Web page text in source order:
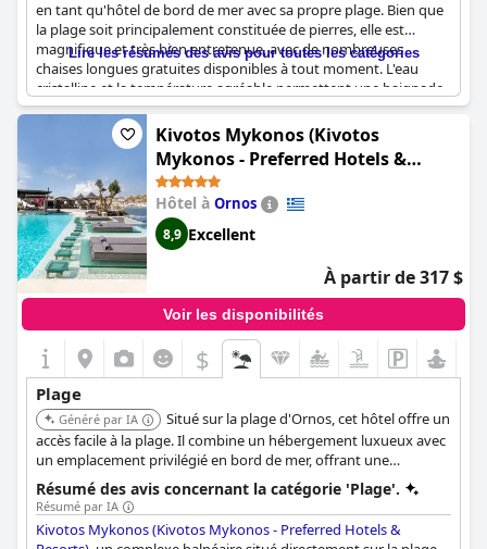
en tant qu'hôtel de bord de mer avec sa propre plage. Bien que
la plage soit principalement constituée de pierres, elle est
magnifique et très bien entretenue, avec de nombreuses
chaises longues gratuites disponibles à tout moment. L'eau
cristalline et la température agréable permettent une baignade
agréable. Les clients ne tarissent pas d'éloges sur le bar de la
plage et sur la possibilité de réserver des cabanas pour plus de
confort. Certains recommandent de porter des chaussures
d'eau en raison de la plage de galets. Malgré cela, l'emplacement
est excellent et l'accès direct à la plage est loué par de nombreux
clients. Dans l'ensemble, l' Elysium Resort & Spa
hôtel de plage doté de belles installations et d'une plage qui
vous permettront de passer des vacances de rêve à Rhodes.
Lire les résumés des avis pour toutes les catégories
Kivotos Mykonos (Kivotos
Mykonos - Preferred Hotels &
Resorts)
Hôtel à Ornos
8,9 Excellent
À partir de 317 $
Voir les disponibilités
$
Plage
Généré par IA
Situé sur la plage d'Ornos, cet hôtel offre un
accès facile à la plage. Il combine un hébergement luxueux avec
un emplacement privilégié en bord de mer, offrant une
expérience relaxante.
Résumé des avis concernant la catégorie 'Plage'.
Résumé par IA
Kivotos Mykonos (Kivotos Mykonos - Preferred Hotels &